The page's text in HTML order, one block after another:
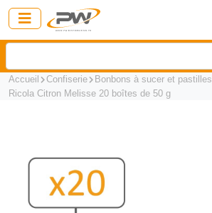
Accueil Confiserie
Bonbons à sucer et pastilles
Ricola Citron Melisse 20 boîtes de 50 g